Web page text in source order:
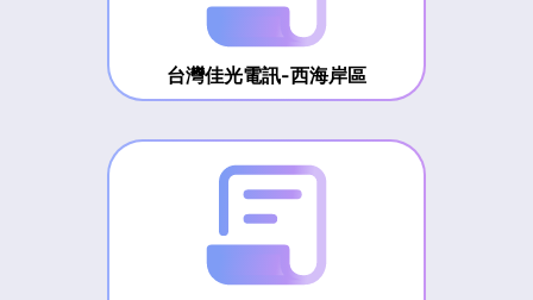
台灣佳光電訊-西海岸區